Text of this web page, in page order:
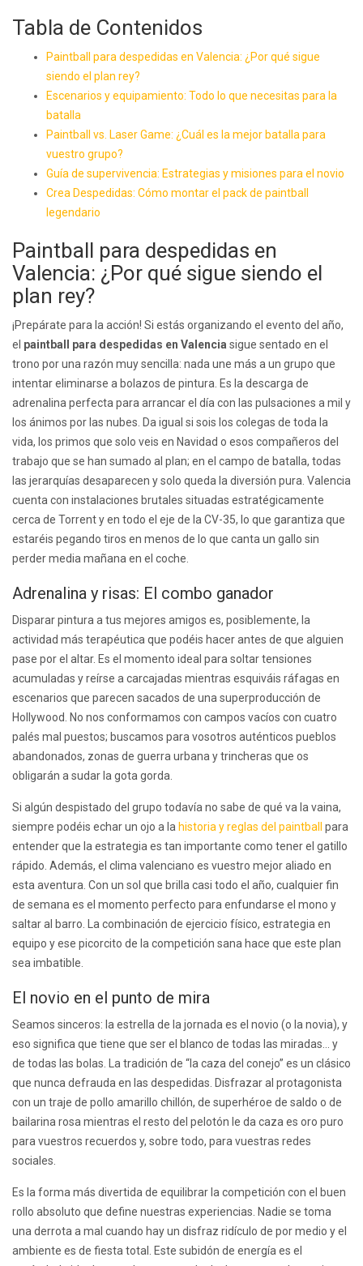
Tabla de Contenidos
Paintball para despedidas en Valencia: ¿Por qué sigue
siendo el plan rey?
Escenarios y equipamiento: Todo lo que necesitas para la
batalla
Paintball vs. Laser Game: ¿Cuál es la mejor batalla para
vuestro grupo?
Guía de supervivencia: Estrategias y misiones para el novio
Crea Despedidas: Cómo montar el pack de paintball
legendario
Paintball para despedidas en
Valencia: ¿Por qué sigue siendo el
plan rey?
¡Prepárate para la acción! Si estás organizando el evento del año,
el paintball para despedidas en Valencia sigue sentado en el
trono por una razón muy sencilla: nada une más a un grupo que
intentar eliminarse a bolazos de pintura. Es la descarga de
adrenalina perfecta para arrancar el día con las pulsaciones a mil y
los ánimos por las nubes. Da igual si sois los colegas de toda la
vida, los primos que solo veis en Navidad o esos compañeros del
trabajo que se han sumado al plan; en el campo de batalla, todas
las jerarquías desaparecen y solo queda la diversión pura. Valencia
cuenta con instalaciones brutales situadas estratégicamente
cerca de Torrent y en todo el eje de la CV-35, lo que garantiza que
estaréis pegando tiros en menos de lo que canta un gallo sin
perder media mañana en el coche.
Adrenalina y risas: El combo ganador
Disparar pintura a tus mejores amigos es, posiblemente, la
actividad más terapéutica que podéis hacer antes de que alguien
pase por el altar. Es el momento ideal para soltar tensiones
acumuladas y reírse a carcajadas mientras esquiváis ráfagas en
escenarios que parecen sacados de una superproducción de
Hollywood. No nos conformamos con campos vacíos con cuatro
palés mal puestos; buscamos para vosotros auténticos pueblos
abandonados, zonas de guerra urbana y trincheras que os
obligarán a sudar la gota gorda.
Si algún despistado del grupo todavía no sabe de qué va la vaina,
siempre podéis echar un ojo a la historia y reglas del paintball
para
entender que la estrategia es tan importante como tener el gatillo
rápido. Además, el clima valenciano es vuestro mejor aliado en
esta aventura. Con un sol que brilla casi todo el año, cualquier fin
de semana es el momento perfecto para enfundarse el mono y
saltar al barro. La combinación de ejercicio físico, estrategia en
equipo y ese picorcito de la competición sana hace que este plan
sea imbatible.
El novio en el punto de mira
Seamos sinceros: la estrella de la jornada es el novio (o la novia), y
eso significa que tiene que ser el blanco de todas las miradas… y
de todas las bolas. La tradición de “la caza del conejo” es un clásico
que nunca defrauda en las despedidas. Disfrazar al protagonista
con un traje de pollo amarillo chillón, de superhéroe de saldo o de
bailarina rosa mientras el resto del pelotón le da caza es oro puro
para vuestros recuerdos y, sobre todo, para vuestras redes
sociales.
Es la forma más divertida de equilibrar la competición con el buen
rollo absoluto que define nuestras experiencias. Nadie se toma
una derrota a mal cuando hay un disfraz ridículo de por medio y el
ambiente es de fiesta total. Este subidón de energía es el